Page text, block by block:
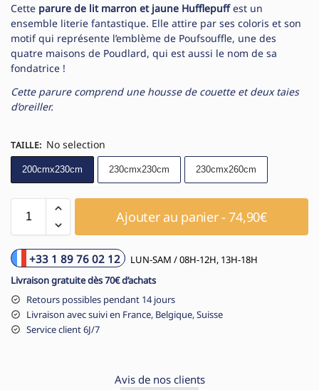
Cette parure de lit marron et jaune Hufflepuffest un
ensemble literie fantastique. Elle attire par ses coloris et son
motif qui représente l’emblème de Poufsouffle, une des
quatre maisons de Poudlard, qui est aussi le nom de sa
fondatrice !
Cette parure comprend une housse de couette et deux taies
d’oreiller.
TAILLE: No selection
200cmx230cm 230cmx230cm 230cmx260cm
Ajouter au panier - 74,90€
+33 1 89 76 02 12
LUN-SAM / 08H-12H, 13H-18H
Livraison gratuite dès 70€ d’achats
Retours possibles pendant 14 jours
Livraison avec suivi en France, Belgique, Suisse
Service client 6J/7
Avis de nos clients